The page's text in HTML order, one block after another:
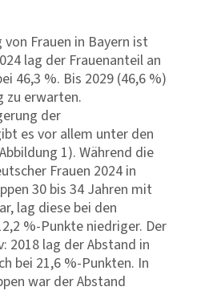
Frauen in Bayern ist
lag der Frauenanteil an
46,3 %. Bis 2029 (46,6 %)
zu erwarten.
der
es vor allem unter den
1). Während die
Frauen 2024 in
30 bis 34 Jahren mit
lag diese bei den
%-Punkte niedriger. Der
2018 lag der Abstand in
bei 21,6 %-Punkten. In
war der Abstand